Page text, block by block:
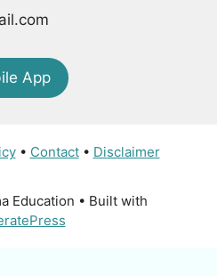
App
• Contact• Disclaimer
Education • Built with